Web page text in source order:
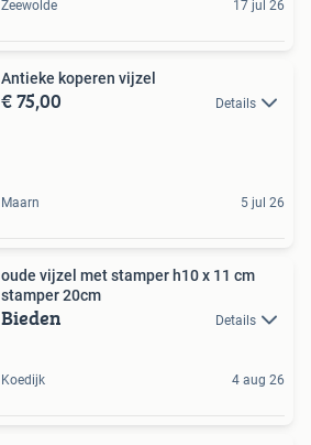
Zeewolde 17 jul 26
Antieke koperen vijzel
€ 75,00 Details
Maarn 5 jul 26
oude vijzel met stamper h10 x 11 cm
stamper 20cm
Bieden Details
Koedijk 4 aug 26